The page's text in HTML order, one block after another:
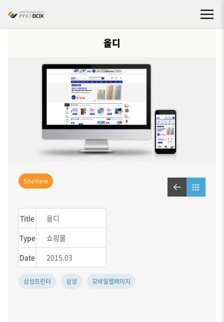
올디
SiteView
Title
올디
Type
쇼핑몰
Date
2015.03
삼성프린터 삼성 모바일웹페이지